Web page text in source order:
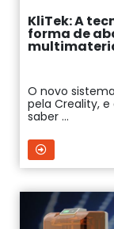
KliTek: A
forma de
O novo
pela Creality,
saber ...